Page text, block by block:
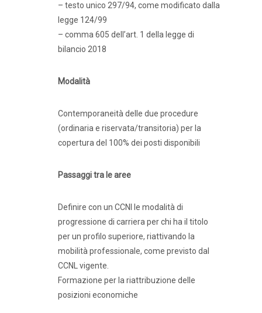
– testo unico 297/94, come modificato dalla
legge 124/99
– comma 605 dell’art. 1 della legge di
bilancio 2018
Modalità
Contemporaneità delle due procedure
(ordinaria e riservata/transitoria) per la
copertura del 100% dei posti disponibili
Passaggi tra le aree
Definire con un CCNI le modalità di
progressione di carriera per chi ha il titolo
per un profilo superiore, riattivando la
mobilità professionale, come previsto dal
CCNL vigente.
Formazione per la riattribuzione delle
posizioni economiche